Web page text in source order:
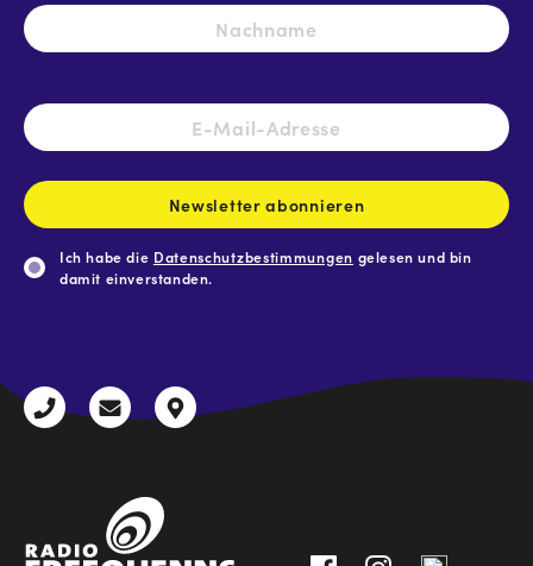
E-
Mail-
Newsletter abonnieren
Ich habe die Datenschutzbestimmungen gelesen und bin
damit einverstanden.
+43
radio@freequenns.at
Kulturhausstraße